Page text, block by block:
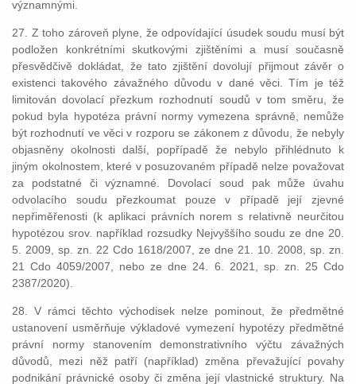
významnými.
27. Z toho zároveň plyne, že odpovídající úsudek soudu musí být
podložen konkrétními skutkovými zjištěními a musí současně
přesvědčivě dokládat, že tato zjištění dovolují přijmout závěr o
existenci takového závažného důvodu v dané věci. Tím je též
limitován dovolací přezkum rozhodnutí soudů v tom směru, že
pokud byla hypotéza právní normy vymezena správně, nemůže
být rozhodnutí ve věci v rozporu se zákonem z důvodu, že nebyly
objasněny okolnosti další, popřípadě že nebylo přihlédnuto k
jiným okolnostem, které v posuzovaném případě nelze považovat
za podstatné či významné. Dovolací soud pak může úvahu
odvolacího soudu přezkoumat pouze v případě její zjevné
nepřiměřenosti (k aplikaci právních norem s relativně neurčitou
hypotézou srov. například rozsudky Nejvyššího soudu ze dne 20.
5. 2009, sp. zn. 22 Cdo 1618/2007, ze dne 21. 10. 2008, sp. zn.
21 Cdo 4059/2007, nebo ze dne 24. 6. 2021, sp. zn. 25 Cdo
2387/2020).
28. V rámci těchto východisek nelze pominout, že předmětné
ustanovení usměrňuje výkladové vymezení hypotézy předmětné
právní normy stanovením demonstrativního výčtu závažných
důvodů, mezi něž patří (například) změna převažující povahy
podnikání právnické osoby či změna její vlastnické struktury. Na